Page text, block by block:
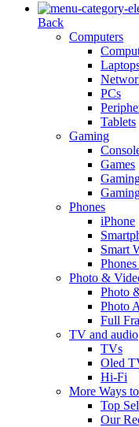
Back
Computers
PCs
Tablets
Gaming
Games
Phones
iPhone
Smart
Photo &
Photo
Photo
Full
TV and audio
TVs
Oled
Hi-Fi
More Ways
Top
Our